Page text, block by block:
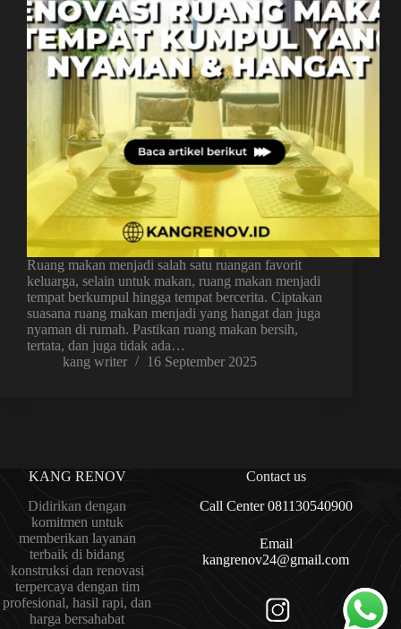
Ruang makan menjadi salah satu ruangan favorit
keluarga, selain untuk makan, ruang makan menjadi
tempat berkumpul hingga tempat bercerita. Ciptakan
suasana ruang makan menjadi yang hangat dan juga
nyaman di rumah. Pastikan ruang makan bersih,
tertata, dan juga tidak ada…
kang writer
16 September 2025
KANG RENOV
Didirikan dengan
komitmen untuk
memberikan layanan
terbaik di bidang
konstruksi dan renovasi
terpercaya dengan tim
profesional, hasil rapi, dan
harga bersahabat
Contact us
Call Center 081130540900
Email
kangrenov24@gmail.com